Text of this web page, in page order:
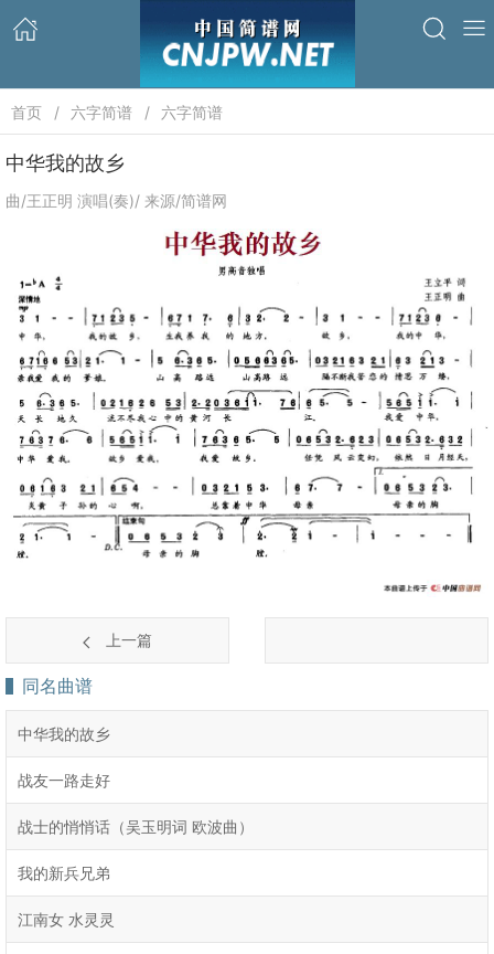
首页 六字简谱 六字简谱
中华我的故乡
曲/王正明 演唱(奏)/ 来源/简谱网
上一篇
同名曲谱
中华我的故乡
战友一路走好
战士的悄悄话（吴玉明词 欧波曲）
我的新兵兄弟
江南女 水灵灵